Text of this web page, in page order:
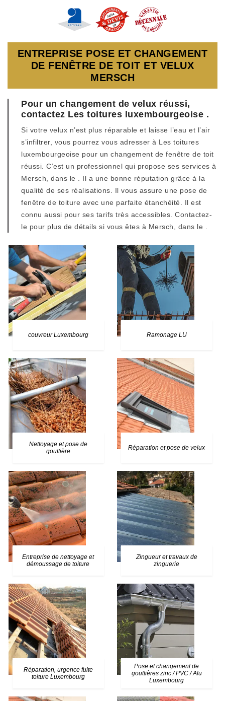
ENTREPRISE POSE ET CHANGEMENT
DE FENÊTRE DE TOIT ET VELUX
MERSCH
Pour un changement de velux réussi,
contactez Les toitures luxembourgeoise .
Si votre velux n’est plus réparable et laisse l’eau et l’air
s’infiltrer, vous pourrez vous adresser à Les toitures
luxembourgeoise pour un changement de fenêtre de toit
réussi. C’est un professionnel qui propose ses services à
Mersch, dans le . Il a une bonne réputation grâce à la
qualité de ses réalisations. Il vous assure une pose de
fenêtre de toiture avec une parfaite étanchéité. Il est
connu aussi pour ses tarifs très accessibles. Contactez-
le pour plus de détails si vous êtes à Mersch, dans le .
couvreur Luxembourg Ramonage LU
Nettoyage et pose de
gouttière
Réparation et pose de velux
Entreprise de nettoyage et
démoussage de toiture
Zingueur et travaux de
zinguerie
Réparation, urgence fuite
toiture Luxembourg
Pose et changement de
gouttières zinc / PVC / Alu
Luxembourg